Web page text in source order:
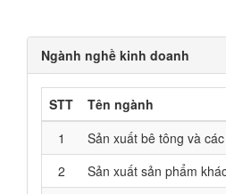
Ngành nghề kinh doanh
STT
Tên ngành
1
Sản xuất bê tông và
2
Sản xuất sản phẩm